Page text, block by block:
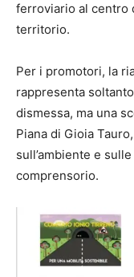
ferroviario al centro
territorio.
Per i promotori, la
rappresenta
dismessa, ma una
Piana di Gioia
sull’ambiente e
comprensorio.